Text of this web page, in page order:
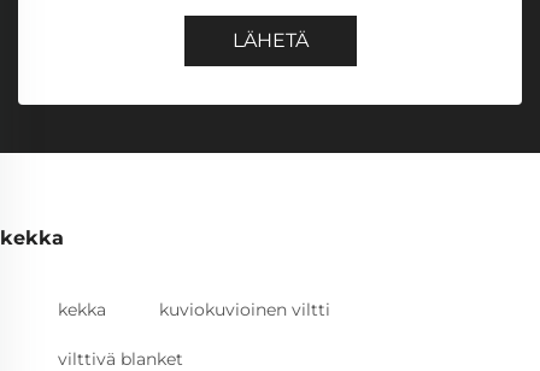
LÄHETÄ
kekka
kekka kuviokuvioinen viltti
vilttivä blanket